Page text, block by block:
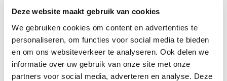
Deze website maakt gebruik van cookies
We gebruiken cookies om content en advertenties te
personaliseren, om functies voor social media te bieden
en om ons websiteverkeer te analyseren. Ook delen we
informatie over uw gebruik van onze site met onze
partners voor social media, adverteren en analyse. Deze
Kort over Saab
Saab bedient de wereldmarkt met
wereld-leidende producten, diensten en
oplossingen van defensie tot burger